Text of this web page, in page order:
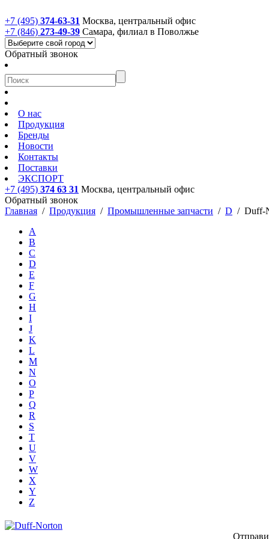
+7 (495) 374-63-31 Москва, центральный офис
+7 (846) 273-49-39 Самара, филиал в Поволжье
Обратный звонок
О нас
Продукция
Бренды
Новости
Контакты
Поставки
ЭКСПОРТ
+7 (495) 374 63 31 Москва, центральный офис
Обратный звонок
Главная / Продукция / Промышленные запчасти / D / Duff-
A
B
C
D
E
F
G
H
I
J
K
L
M
N
O
P
Q
R
S
T
U
V
W
X
Y
Z